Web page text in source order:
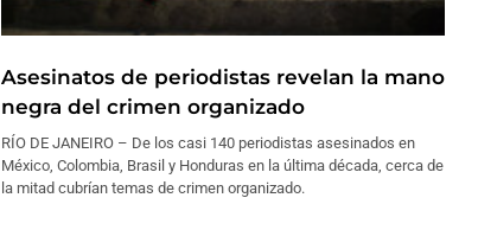
Asesinatos de periodistas revelan la mano
negra del crimen organizado
RÍO DE JANEIRO – De los casi 140 periodistas asesinados en
México, Colombia, Brasil y Honduras en la última década, cerca de
la mitad cubrían temas de crimen organizado.